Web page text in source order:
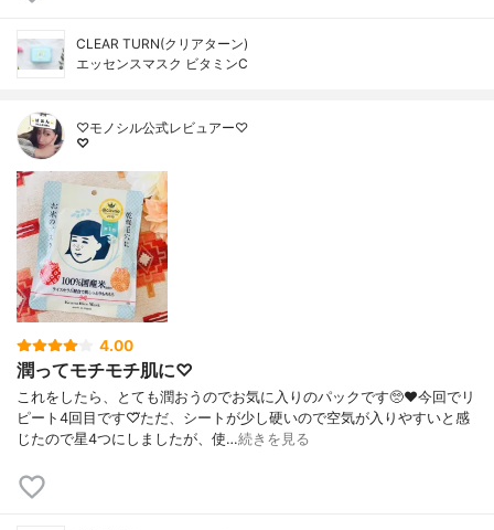
CLEAR TURN(クリアターン)
エッセンスマスク ビタミンC
♡モノシル公式レビュアー♡
♡
4.00
潤ってモチモチ肌に♡
これをしたら、とても潤おうのでお気に入りのパックです🥺❤今回でリ
ピート4回目です♡⃛ただ、シートが少し硬いので空気が入りやすいと感
じたので星4つにしましたが、使…続きを見る